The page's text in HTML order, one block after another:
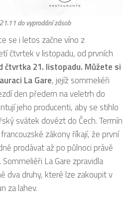
do vyprodání zásob
se i letos začne víno z
čtvrtek v listopadu, od prvních
čtvrtka 21. listopadu. Můžete si
La Gare, jejíž sommeliéři
den předem na veletrh do
jeho producenti, aby se stihlo
svátek dovézt do Čech. Termín
zákony říkají, že první
prodávat až po půlnoci právě
La Gare zpravidla
dva druhy, které lze zakoupit v
za lahev.